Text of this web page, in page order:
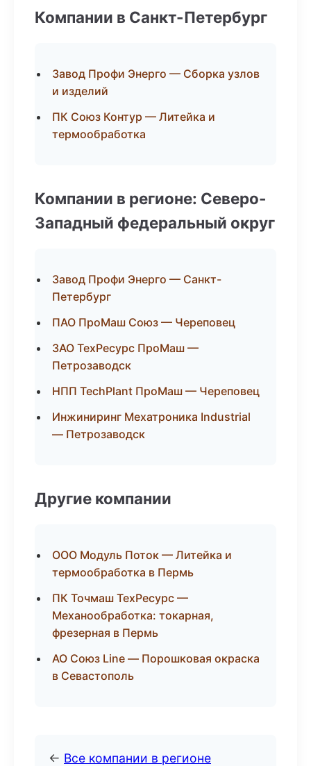
Компании в Санкт-Петербург
Завод Профи Энерго — Сборка узлов
и изделий
ПК Союз Контур — Литейка и
термообработка
Компании в регионе: Северо-
Западный федеральный округ
Завод Профи Энерго — Санкт-
Петербург
ПАО ПроМаш Союз — Череповец
ЗАО ТехРесурс ПроМаш —
Петрозаводск
НПП TechPlant ПроМаш — Череповец
Инжиниринг Мехатроника Industrial
— Петрозаводск
Другие компании
ООО Модуль Поток — Литейка и
термообработка в Пермь
ПК Точмаш ТехРесурс —
Механообработка: токарная,
фрезерная в Пермь
АО Союз Line — Порошковая окраска
в Севастополь
← Все компании в регионе